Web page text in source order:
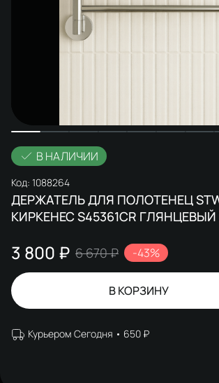
В НАЛИЧИИ
Код: 1088264
ДЕРЖАТЕЛЬ ДЛЯ ПОЛОТЕНЕЦ
КИРКЕНЕС S45361CR
3 800 ₽ 6 670 ₽ -43%
В КОРЗИНУ
Курьером Сегодня 650 ₽